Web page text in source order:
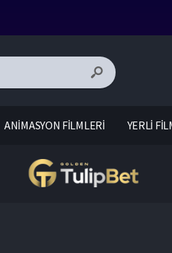
ANİMASYON FİLMLERİ YERLİ